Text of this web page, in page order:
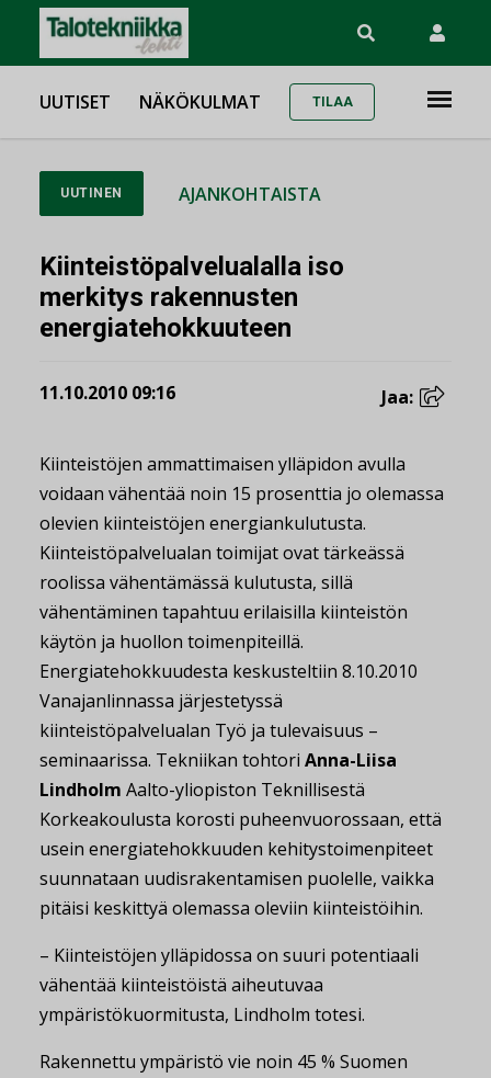
UUTISET NÄKÖKULMAT TILAA
UUTINEN AJANKOHTAISTA
Kiinteistöpalvelualalla iso
merkitys rakennusten
energiatehokkuuteen
11.10.2010 09:16 Jaa:
Kiinteistöjen ammattimaisen ylläpidon avulla
voidaan vähentää noin 15 prosenttia jo olemassa
olevien kiinteistöjen energiankulutusta.
Kiinteistöpalvelualan toimijat ovat tärkeässä
roolissa vähentämässä kulutusta, sillä
vähentäminen tapahtuu erilaisilla kiinteistön
käytön ja huollon toimenpiteillä.
Energiatehokkuudesta keskusteltiin 8.10.2010
Vanajanlinnassa järjestetyssä
kiinteistöpalvelualan Työ ja tulevaisuus –
seminaarissa. Tekniikan tohtori Anna-Liisa
Lindholm Aalto-yliopiston Teknillisestä
Korkeakoulusta korosti puheenvuorossaan, että
usein energiatehokkuuden kehitystoimenpiteet
suunnataan uudisrakentamisen puolelle, vaikka
pitäisi keskittyä olemassa oleviin kiinteistöihin.
– Kiinteistöjen ylläpidossa on suuri potentiaali
vähentää kiinteistöistä aiheutuvaa
ympäristökuormitusta, Lindholm totesi.
Rakennettu ympäristö vie noin 45 % Suomen